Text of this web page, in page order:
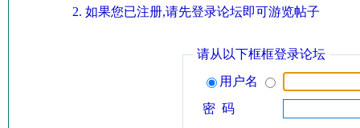
如果您已注册,请先登录论坛即可游览帖子
请从以下框框登录论坛
用户名
密 码